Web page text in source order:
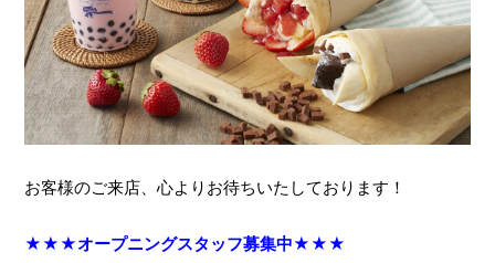
お客様のご来店、心よりお待ちいたしております！
★★★オープニングスタッフ募集中★★★